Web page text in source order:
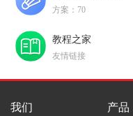
方案：70
教程之家
友情链接
我们 产品